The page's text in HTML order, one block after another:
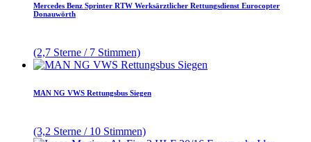
Mercedes Benz Sprinter RTW Werksärztlicher Rettungsdienst Eurocopter
Donauwörth
(2,7 Sterne / 7 Stimmen)
MAN NG VWS Rettungsbus Siegen
(3,2 Sterne / 10 Stimmen)